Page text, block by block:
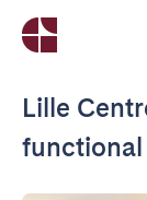
Lille